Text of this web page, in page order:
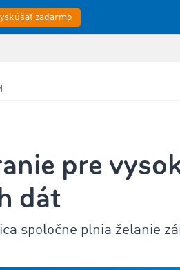
zadarmo
pre
dát
spoločne plnia želanie